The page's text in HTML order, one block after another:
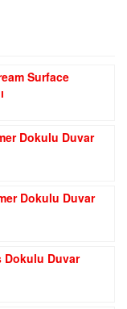
Surface
Dokulu Duvar
Dokulu Duvar
Dokulu Duvar